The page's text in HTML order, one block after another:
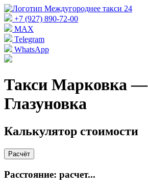
+7 (927) 890-72-00
MAX
Telegram
WhatsApp
Такси Марковка —
Глазуновка
Калькулятор стоимости
Расчёт
Расстояние: расчет...